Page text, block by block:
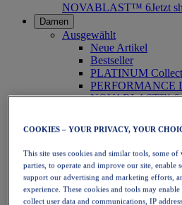
NOVABLAST™ 6Jetzt
Damen
Ausgewählt
Neue Artikel
Bestseller
PLATINUM
PERFORMANCE
NOVABLAST™ 6
Laufen
Trailrunning
Tennis
Volleyball
Handball
Padel
Korbball
COOKIES – YOUR PRIVACY, YOUR
This site uses cookies and similar tools, some
parties, to operate and improve our site, enable
support our advertising and marketing efforts,
experience. These cookies and tools may
collect user data and communications, IP